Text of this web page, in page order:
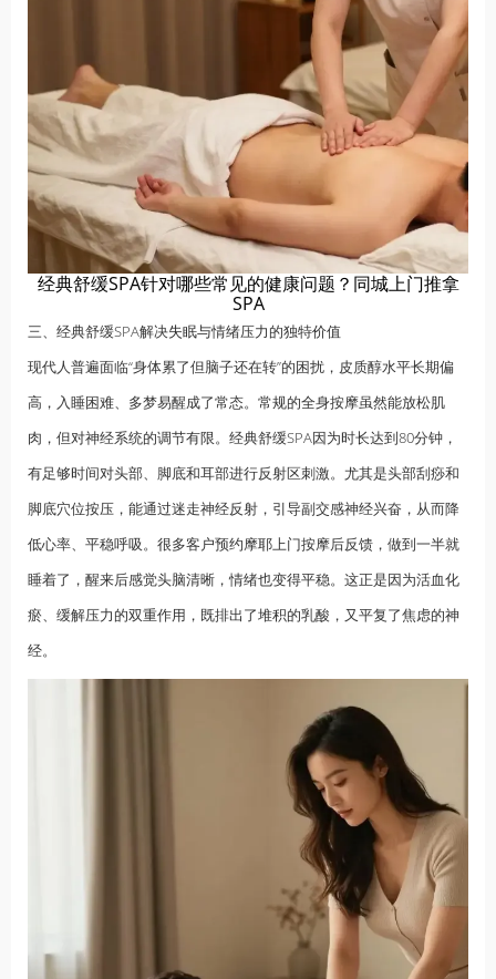
经典舒缓SPA针对哪些常见的健康问题？同城上门推拿
SPA
三、经典舒缓SPA解决失眠与情绪压力的独特价值
现代人普遍面临“身体累了但脑子还在转”的困扰，皮质醇水平长期偏
高，入睡困难、多梦易醒成了常态。常规的全身按摩虽然能放松肌
肉，但对神经系统的调节有限。经典舒缓SPA因为时长达到80分钟，
有足够时间对头部、脚底和耳部进行反射区刺激。尤其是头部刮痧和
脚底穴位按压，能通过迷走神经反射，引导副交感神经兴奋，从而降
低心率、平稳呼吸。很多客户预约摩耶上门按摩后反馈，做到一半就
睡着了，醒来后感觉头脑清晰，情绪也变得平稳。这正是因为活血化
瘀、缓解压力的双重作用，既排出了堆积的乳酸，又平复了焦虑的神
经。